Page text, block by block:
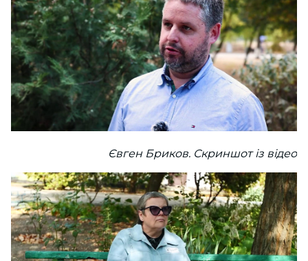
Євген Бриков. Скриншот із відео